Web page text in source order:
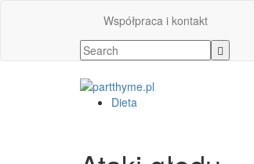
Współpraca i kontakt
Dieta